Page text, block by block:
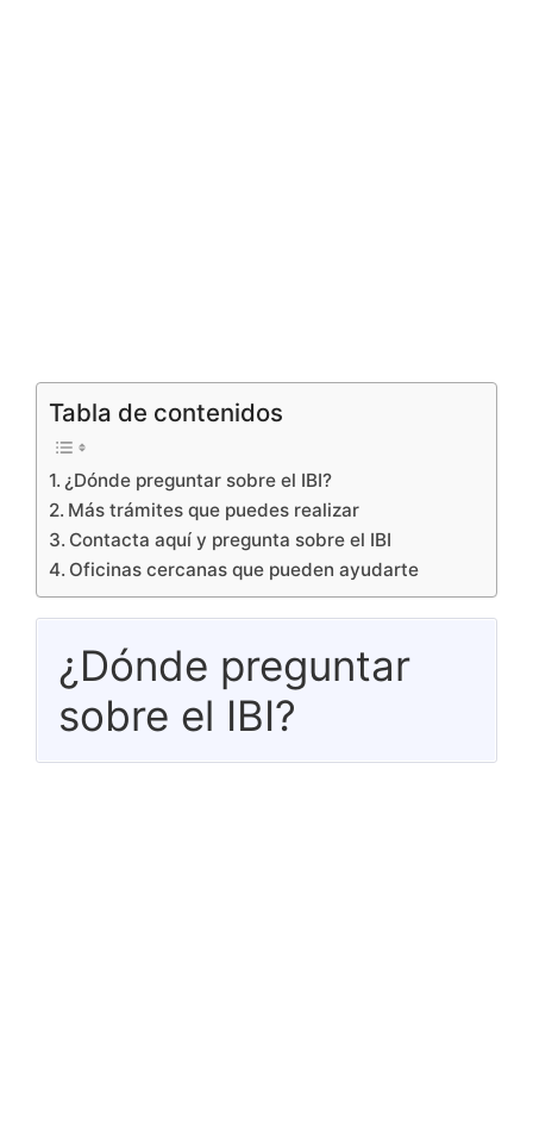
Tabla de contenidos
¿Dónde preguntar sobre el IBI?
Más trámites que puedes realizar
Contacta aquí y pregunta sobre el IBI
Oficinas cercanas que pueden ayudarte
¿Dónde preguntar
sobre el IBI?